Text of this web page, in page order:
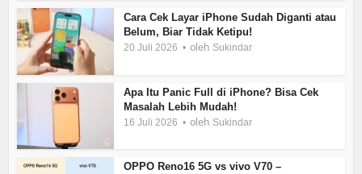
Cara Cek Layar iPhone Sudah Diganti atau
Belum, Biar Tidak Ketipu!
20 Juli 2026 oleh Sukindar
Apa Itu Panic Full di iPhone? Bisa Cek
Masalah Lebih Mudah!
16 Juli 2026 oleh Sukindar
OPPO Reno16 5G vs vivo V70 –